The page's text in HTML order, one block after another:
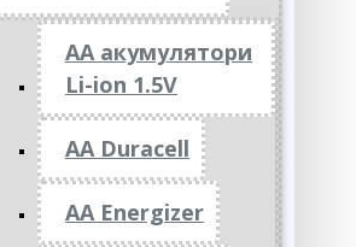
AA акумулятори
Li-ion 1.5V
AA Duracell
AA Energizer